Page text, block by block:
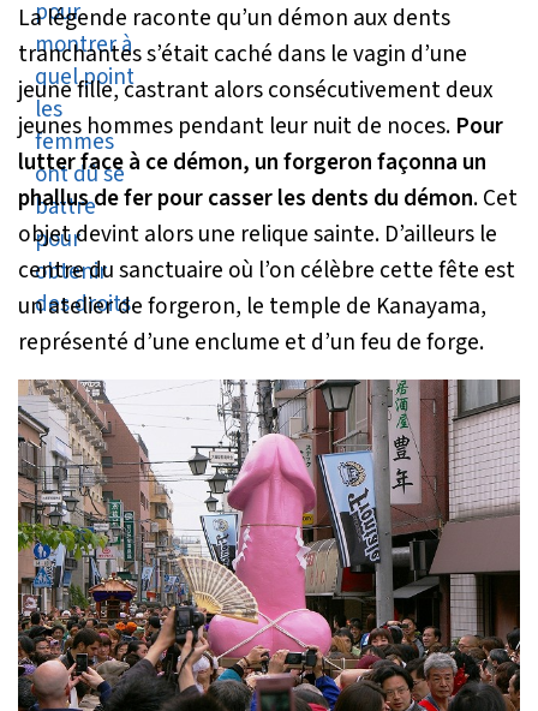
La légende raconte qu’un démon aux dents
tranchantes s’était caché dans le vagin d’une
jeune fille, castrant alors consécutivement deux
jeunes hommes pendant leur nuit de noces. Pour
lutter face à ce démon, un forgeron façonna un
phallus de fer pour casser les dents du démon. Cet
objet devint alors une relique sainte. D’ailleurs le
centre du sanctuaire où l’on célèbre cette fête est
un atelier de forgeron, le temple de Kanayama,
représenté d’une enclume et d’un feu de forge.